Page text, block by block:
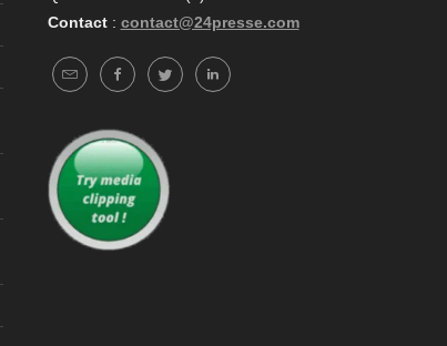
Contact : contact@24presse.com